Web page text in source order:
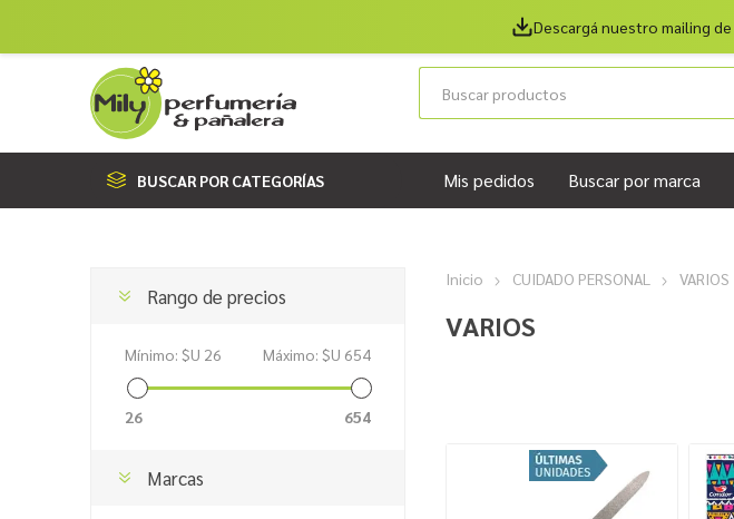
Descargá nuestro mailing de
BUSCAR POR CATEGORÍAS Mis pedidos Buscar por marca
Inicio CUIDADO PERSONAL VARIOS
VARIOS
Rango de precios
Mínimo: $U 26 Máximo: $U 654
26 654
Marcas